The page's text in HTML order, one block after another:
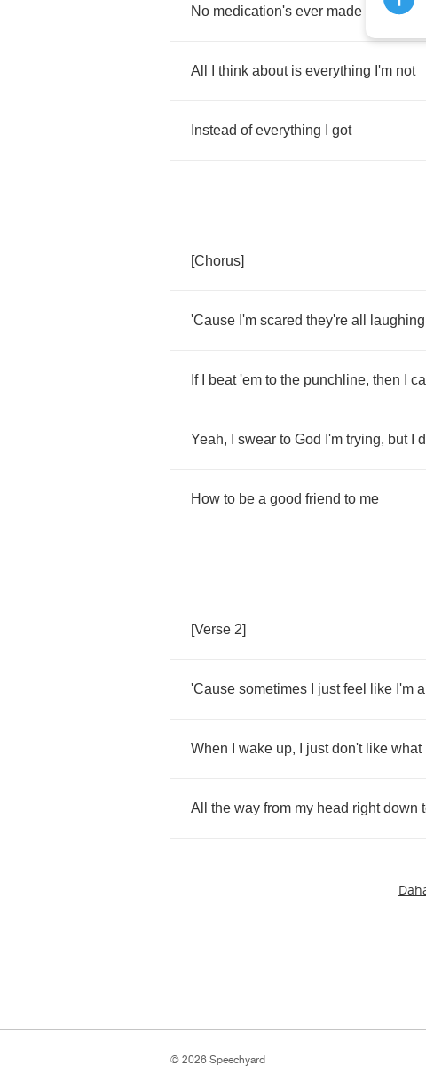
No medication's ever made them stop
All think about is everything I'm not
Instead of everything got
[Chorus]
'Cause I'm scared they're all laughing
If beat 'em to the punchline, then
Yeah, swear to God I'm trying, but
How to be a good friend to me
[Verse 2]
'Cause sometimes just feel like I'm a
When wake up, just don't like what
All the way from my head right down
© 2026 Speechyard